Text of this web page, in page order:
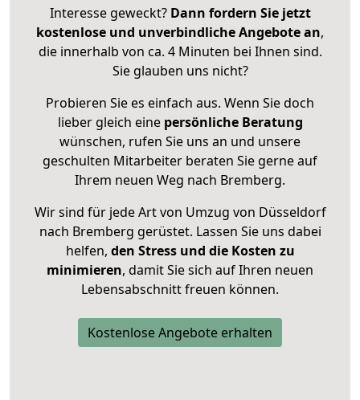
Interesse geweckt? Dann fordern Sie jetzt
kostenlose und unverbindliche Angebote an,
die innerhalb von ca. 4 Minuten bei Ihnen sind.
Sie glauben uns nicht?
Probieren Sie es einfach aus. Wenn Sie doch
lieber gleich eine persönliche Beratung
wünschen, rufen Sie uns an und unsere
geschulten Mitarbeiter beraten Sie gerne auf
Ihrem neuen Weg nach Bremberg.
Wir sind für jede Art von Umzug von Düsseldorf
nach Bremberg gerüstet. Lassen Sie uns dabei
helfen, den Stress und die Kosten zu
minimieren, damit Sie sich auf Ihren neuen
Lebensabschnitt freuen können.
Kostenlose Angebote erhalten